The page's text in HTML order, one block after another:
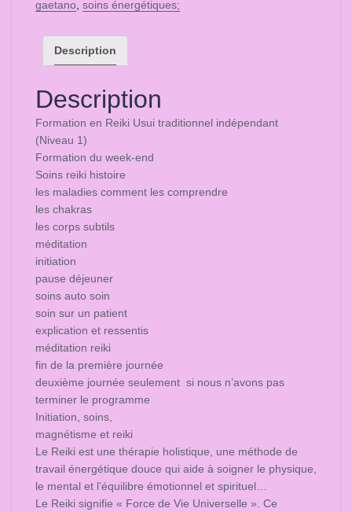
(Niveau
quantity
gaetano soins énergétiques;
Description
Description
Formation en Reiki Usui traditionnel indépendant
(Niveau 1)
Formation du week-end
Soins reiki histoire
les maladies comment les comprendre
les chakras
les corps subtils
méditation
initiation
pause déjeuner
soins auto soin
soin sur un patient
explication et ressentis
méditation reiki
fin de la première journée
deuxième journée seulement si nous n’avons pas
terminer le programme
Initiation, soins,
magnétisme et reiki
Le Reiki est une thérapie holistique, une méthode de
travail énergétique douce qui aide à soigner le physique,
le mental et l’équilibre émotionnel et spirituel…
Le Reiki signifie « Force de Vie Universelle ». Ce